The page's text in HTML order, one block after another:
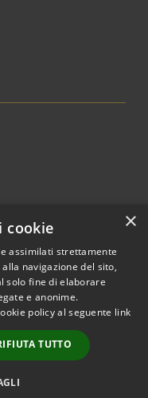
© 2026 • Città di
Municipium•
Accesso
redazione
×
cookie
assimilati strettamente
navigazione del sito,
solo fine di elaborare
e anonime.
policy al seguente link
TUTTO